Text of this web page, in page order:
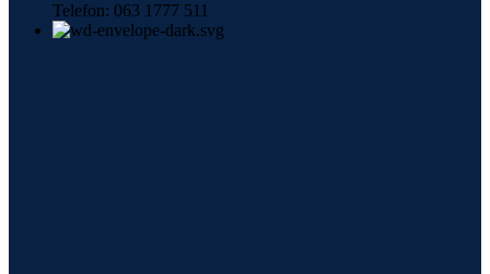
Telefon: 063 1777 511